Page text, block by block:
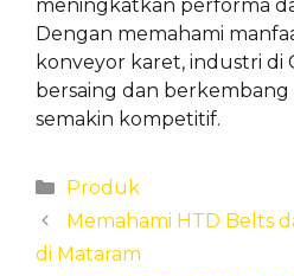
meningkatkan performa
Dengan memahami
konveyor karet, industri di
bersaing dan berkembang
semakin kompetitif.
Categories
Produk
Memahami HTD Belts
di Mataram